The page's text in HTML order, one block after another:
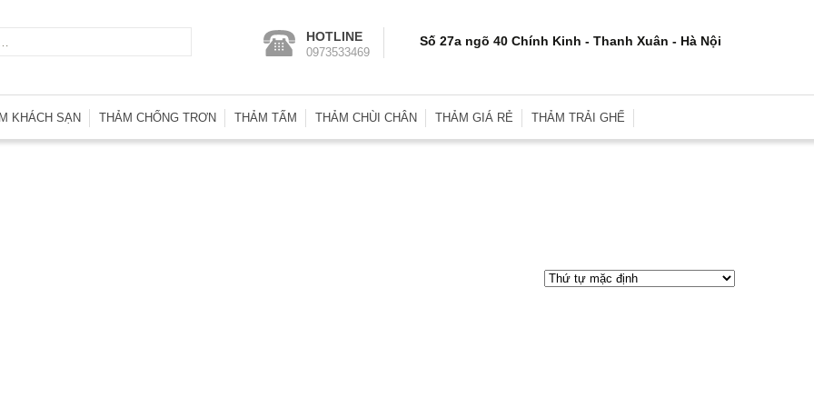
Tìm
kiếm
HOTLINE
0973533469
Số 27a ngõ 40 Chính Kinh - Thanh Xuân - Hà Nội
KHÁCH SẠN THẢM CHỐNG TRƠN THẢM TẤM THẢM CHÙI CHÂN THẢM GIÁ RẺ THẢM TRẢI GHẾ
Gối Ngủ